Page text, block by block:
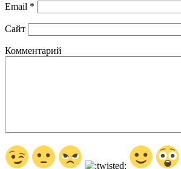
Email *
Сайт
Комментарий